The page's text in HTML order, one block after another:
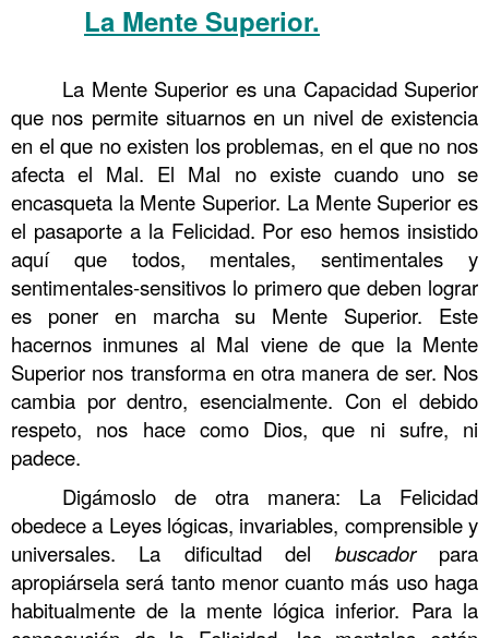
La Mente Superior.
La Mente Superior es una Capacidad Superior
que nos permite situarnos en un nivel de existencia
en el que no existen los problemas, en el que no nos
afecta el Mal. El Mal no existe cuando uno se
encasqueta la Mente Superior. La Mente Superior es
el pasaporte a la Felicidad. Por eso hemos insistido
aquí que todos, mentales, sentimentales y
sentimentales-sensitivos lo primero que deben lograr
es poner en marcha su Mente Superior. Este
hacernos inmunes al Mal viene de que la Mente
Superior nos transforma en otra manera de ser. Nos
cambia por dentro, esencialmente. Con el debido
respeto, nos hace como Dios, que ni sufre, ni
padece.
Digámoslo de otra manera: La Felicidad
obedece a Leyes lógicas, invariables, comprensible y
universales. La dificultad del buscadorpara
apropiársela será tanto menor cuanto más uso haga
habitualmente de la mente lógica inferior. Para la